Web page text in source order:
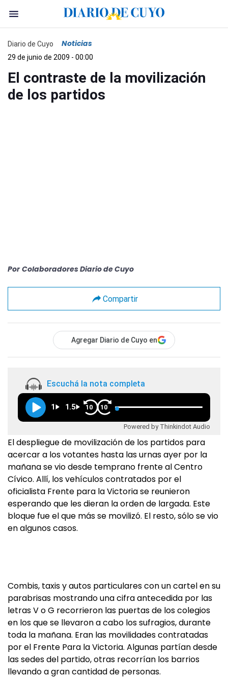
Diario de Cuyo Noticias
29 de junio de 2009 - 00:00
El contraste de la movilización
de los partidos
Por Colaboradores Diario de Cuyo
Compartir
Agregar Diario de Cuyo en
Escuchá la nota completa
1 1.5 10 10
Powered by Thinkindot Audio
El despliegue de movilización de los partidos para
acercar a los votantes hasta las urnas ayer por la
mañana se vio desde temprano frente al Centro
Cívico. Allí, los vehículos contratados por el
oficialista Frente para la Victoria se reunieron
esperando que les dieran la orden de largada. Este
bloque fue el que más se movilizó. El resto, sólo se vio
en algunos casos.
Combis, taxis y autos particulares con un cartel en su
parabrisas mostrando una cifra antecedida por las
letras V o G recorrieron las puertas de los colegios
en los que se llevaron a cabo los sufragios, durante
toda la mañana. Eran las movilidades contratadas
por el Frente Para la Victoria. Algunas partían desde
las sedes del partido, otras recorrían los barrios
llevando a gran cantidad de personas.